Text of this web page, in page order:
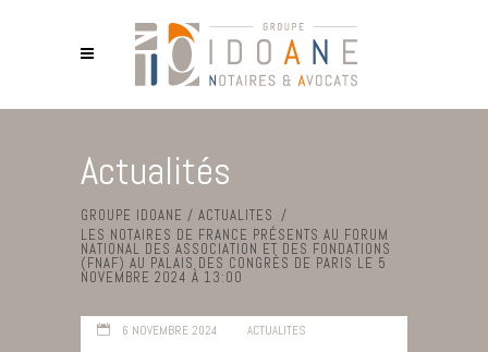
Actualités
GROUPE IDOANE / ACTUALITES /
LES NOTAIRES DE FRANCE PRÉSENTS AU FORUM
NATIONAL DES ASSOCIATION ET DES FONDATIONS
(FNAF) AU PALAIS DES CONGRÈS DE PARIS LE 5
NOVEMBRE 2024 À 13:00
6 NOVEMBRE 2024 ACTUALITES